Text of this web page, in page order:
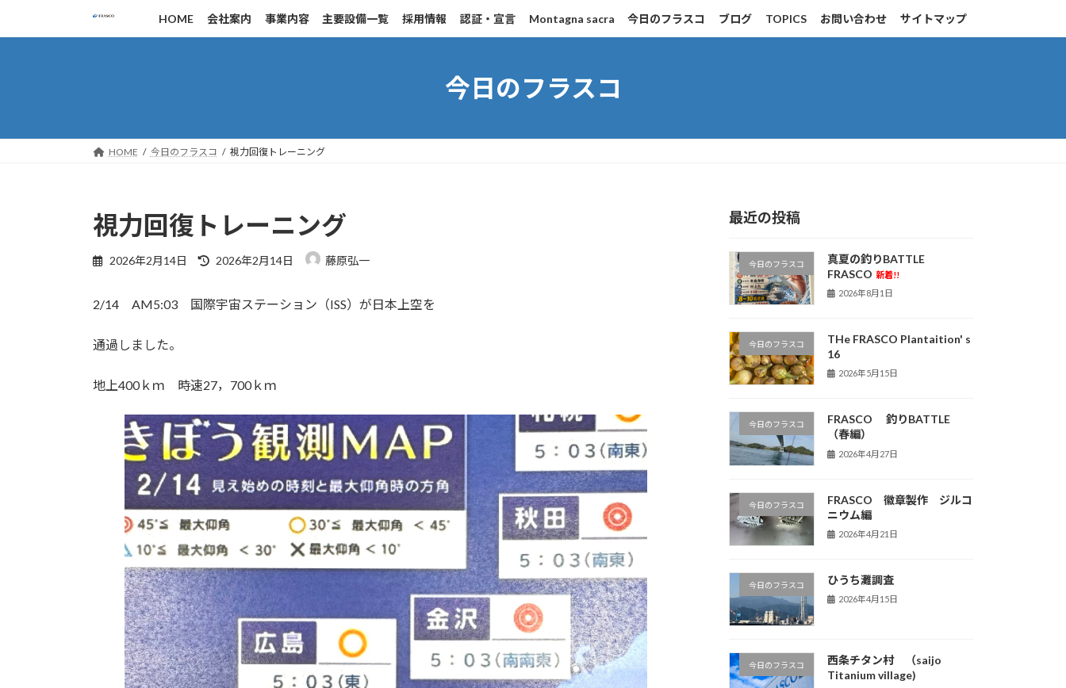
キ
に
HOME 会社案内 事業内容 主要設備一覧 採用情報 認証・宣言 Montagna sacra 今日のフラスコ ブログ TOPICS お問い合わせ サイトマップ
今日のフラスコ
HOME 今日のフラスコ 視力回復トレーニング
視力回復トレーニング
2026年2月14日
最
新
2026年2月14日 藤原弘一
2/14 AM5:03 国際宇宙ステーション（ISS）が日本上空を
通過しました。
地上400ｋｍ 時速27，700ｋｍ
最近の投稿
今日のフラスコ
真夏の釣りBATTLE
FRASCO 新着!!
2026年8月1日
今日のフラスコ
THe FRASCO Plantaition' s
16
2026年5月15日
今日のフラスコ
FRASCO 釣りBATTLE
（春編）
2026年4月27日
今日のフラスコ
FRASCO 徽章製作 ジルコ
ニウム編
2026年4月21日
今日のフラスコ ひうち灘調査
2026年4月15日
今日のフラスコ
西条チタン村 （saijo
Titanium village)